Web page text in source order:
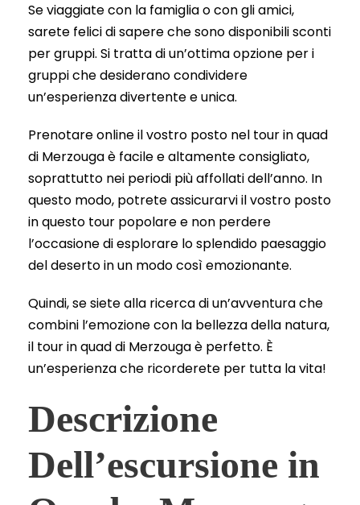
Se viaggiate con la famiglia o con gli amici,
sarete felici di sapere che sono disponibili sconti
per gruppi. Si tratta di un’ottima opzione per i
gruppi che desiderano condividere
un’esperienza divertente e unica.
Prenotare online il vostro posto nel tour in quad
di Merzouga è facile e altamente consigliato,
soprattutto nei periodi più affollati dell’anno. In
questo modo, potrete assicurarvi il vostro posto
in questo tour popolare e non perdere
l’occasione di esplorare lo splendido paesaggio
del deserto in un modo così emozionante.
Quindi, se siete alla ricerca di un’avventura che
combini l’emozione con la bellezza della natura,
il tour in quad di Merzouga è perfetto. È
un’esperienza che ricorderete per tutta la vita!
Descrizione
Dell’escursione in